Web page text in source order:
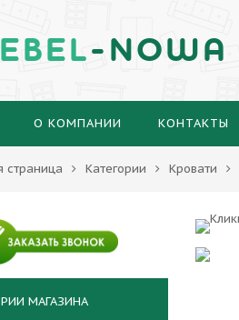
-NOWA
О КОМПАНИИ КОНТАКТЫ
страница Категории Кровати
МАГАЗИНА